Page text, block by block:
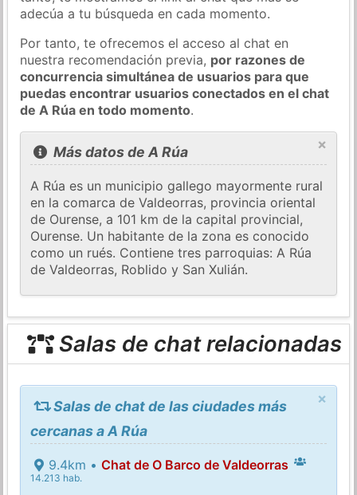
adecúa a tu búsqueda en cada momento.
Por tanto, te ofrecemos el acceso al chat en
nuestra recomendación previa, por razones de
concurrencia simultánea de usuarios para que
puedas encontrar usuarios conectados en el chat
de A Rúa en todo momento.
×
Más datos de A Rúa
A Rúa es un municipio gallego mayormente rural
en la comarca de Valdeorras, provincia oriental
de Ourense, a 101 km de la capital provincial,
Ourense. Un habitante de la zona es conocido
como un rués. Contiene tres parroquias: A Rúa
de Valdeorras, Roblido y San Xulián.
Salas de chat relacionadas
×
Salas de chat de las ciudades más
cercanas a A Rúa
9.4km • Chat de O Barco de Valdeorras
14.213 hab.